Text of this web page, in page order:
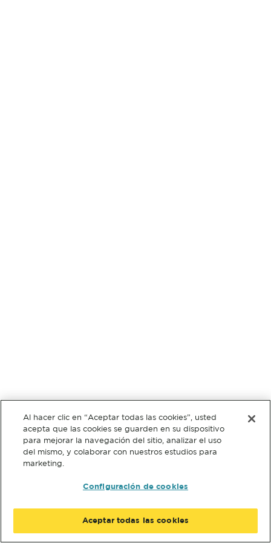
Al hacer clic en “Aceptar todas las cookies”, usted
acepta que las cookies se guarden en su dispositivo
para mejorar la navegación del sitio, analizar el uso
del mismo, y colaborar con nuestros estudios para
marketing.
Configuración de cookies
Aceptar todas las cookies